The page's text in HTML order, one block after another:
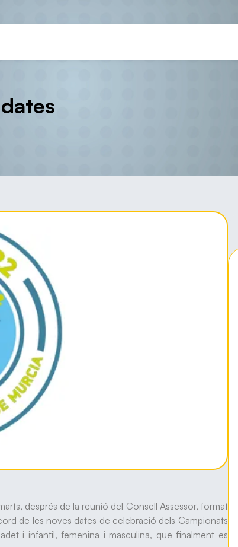
després de la reunió del Consell Assessor, format
de les noves dates de celebració dels Campionats
i infantil, femenina i masculina, que finalment es